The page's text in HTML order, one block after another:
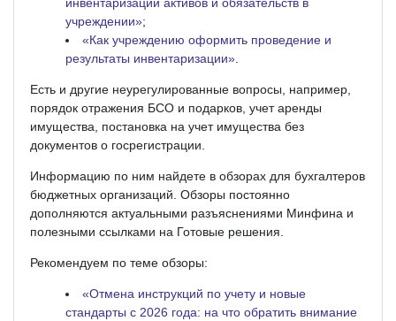
инвентаризации активов и обязательств в
учреждении»;
«Как учреждению оформить проведение и
результаты инвентаризации».
Есть и другие неурегулированные вопросы, например,
порядок отражения БСО и подарков, учет аренды
имущества, постановка на учет имущества без
документов о госрегистрации.
Информацию по ним найдете в обзорах для бухгалтеров
бюджетных организаций. Обзоры постоянно
дополняются актуальными разъяснениями Минфина и
полезными ссылками на Готовые решения.
Рекомендуем по теме обзоры:
«Отмена инструкций по учету и новые
стандарты с 2026 года: на что обратить внимание